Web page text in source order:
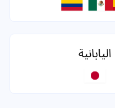
اليابانية